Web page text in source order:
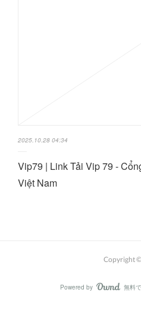
2025.10.28 04:34
Vip79 | Link Tải Vip 79 -
Việt Nam
Copyright ©
Powered by 無料